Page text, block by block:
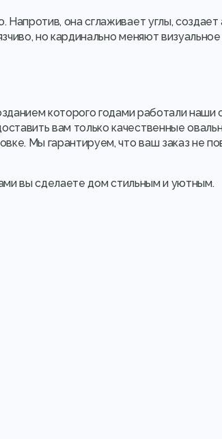
она сглаживает углы,
но кардинально меняют
которого годами работали наши
вам только качественные
Мы гарантируем, что ваш заказ не
вы сделаете дом стильным и уютным.